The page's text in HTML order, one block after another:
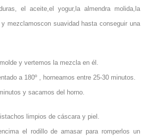
el aceite,el yogur,la almendra molida,la
mezclamoscon suavidad hasta conseguir una
y vertemos la mezcla en él.
a 180º , horneamos entre 25-30 minutos.
y sacamos del horno.
limpios de cáscara y piel.
el rodillo de amasar para romperlos un